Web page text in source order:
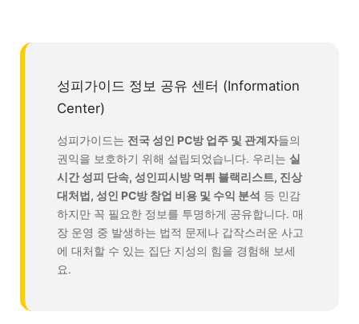
성피가이드 정보 공유 센터 (Information
Center)
성피가이드는 전국 성인 PC방 업주 및 관계자들의
권익을 보호하기 위해 설립되었습니다. 우리는 실
시간 성피 단속, 성인피시방 먹튀 블랙리스트, 진상
대처법, 성인 PC방 창업 비용 및 수익 분석 등 민감
하지만 꼭 필요한 정보를 투명하게 공유합니다. 매
장 운영 중 발생하는 법적 문제나 갑작스러운 사고
에 대처할 수 있는 집단 지성의 힘을 경험해 보세
요.